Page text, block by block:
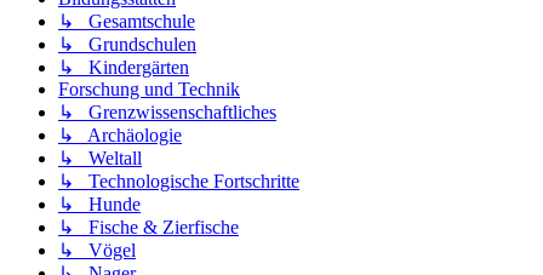
↳ Gesamtschule
↳ Grundschulen
↳ Kindergärten
Forschung und Technik
↳ Grenzwissenschaftliches
↳ Archäologie
↳ Weltall
↳ Technologische Fortschritte
↳ Hunde
↳ Fische & Zierfische
↳ Vögel